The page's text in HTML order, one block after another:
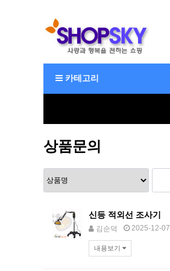
카테고리
상품문의
신등 적외선 조사기
김순덕
2025-12-07
내용보기